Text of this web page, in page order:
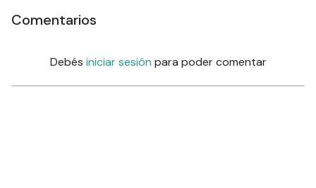
Comentarios
Debés iniciar sesión para poder comentar